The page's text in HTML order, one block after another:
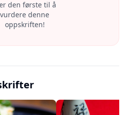
den første til å
vurdere denne
oppskriften!